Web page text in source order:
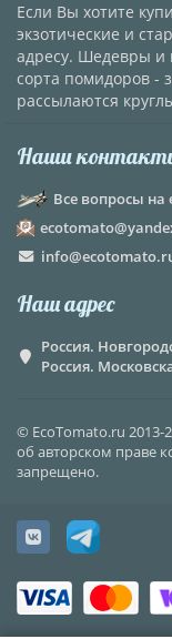
Если Вы хотите
экзотические и
адресу. Шедевры и
сорта помидоров -
рассылаются
Наши
Все вопросы на
Наш адрес
Россия.
Россия.
© EcoTomato.ru 2013-
об авторском праве
запрещено.